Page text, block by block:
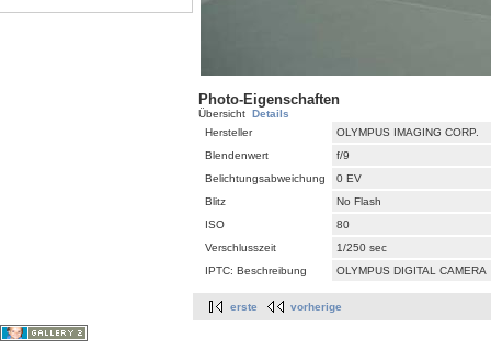
Photo-Eigenschaften
Übersicht Details
Hersteller
OLYMPUS IMAGING CORP.
Blendenwert
f/9
Belichtungsabweichung
0 EV
Blitz
No Flash
ISO
80
Verschlusszeit
1/250 sec
IPTC: Beschreibung
OLYMPUS DIGITAL CAMERA
erste vorherige